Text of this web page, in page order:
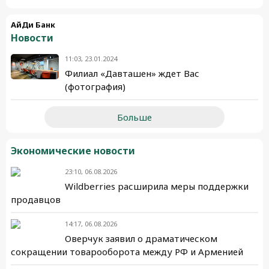
АйДи Банк
Новости
11:03, 23.01.2024
Филиал «Давташен» ждет Вас
(фотография)
Больше
Экономические новости
23:10, 06.08.2026
Wildberries расширила меры поддержки
продавцов
14:17, 06.08.2026
Оверчук заявил о драматическом
сокращении товарооборота между РФ и Арменией